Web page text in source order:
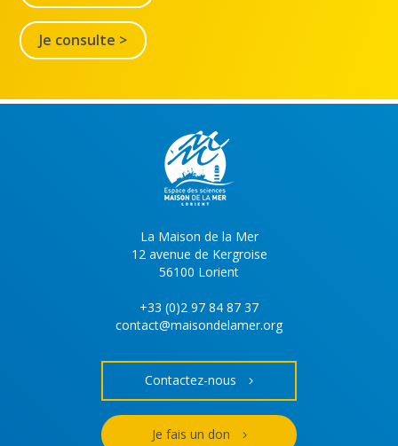
Je consulte >
La Maison de la Mer
12 avenue de Kergroise
56100 Lorient
+33 (0)2 97 84 87 37
contact@maisondelamer.org
Contactez-nous
Je fais un don